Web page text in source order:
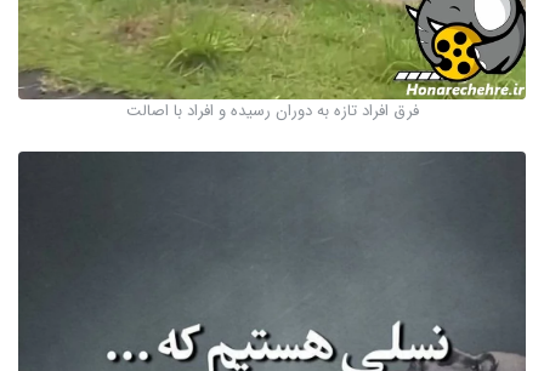
فرق افراد تازه به دوران رسیده و افراد با اصالت